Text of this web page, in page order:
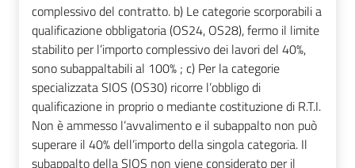
complessivo del contratto. b) Le categorie scorporabili a
qualificazione obbligatoria (OS24, OS28), fermo il limite
stabilito per l’importo complessivo dei lavori del 40%,
sono subappaltabili al 100% ; c) Per la categorie
specializzata SIOS (OS30) ricorre l’obbligo di
qualificazione in proprio o mediante costituzione di R.T.I.
Non è ammesso l’avvalimento e il subappalto non può
superare il 40% dell’importo della singola categoria. Il
subappalto della SIOS non viene considerato per il